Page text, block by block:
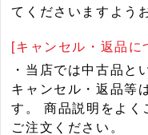
てくださいますよう
[キャンセル・返品に
・当店では中古品と
キャンセル・返品等
す。 商品説明をよく
ご注文ください。